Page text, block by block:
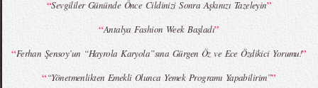
“Sevgililer Gününde Önce Cildinizi Sonra Aşkınızı Tazeleyin”
“Antalya Fashion Week Başladı”
“Ferhan Şensoy’un “Hayrola Karyola”sına Gürgen Öz ve Ece Özdikici Yorumu!”
““Yönetmenlikten Emekli Olunca Yemek Programı Yapabilirim””